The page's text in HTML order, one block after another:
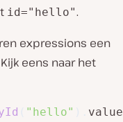
id="hello".
expressions een
eens naar het
"hello" value